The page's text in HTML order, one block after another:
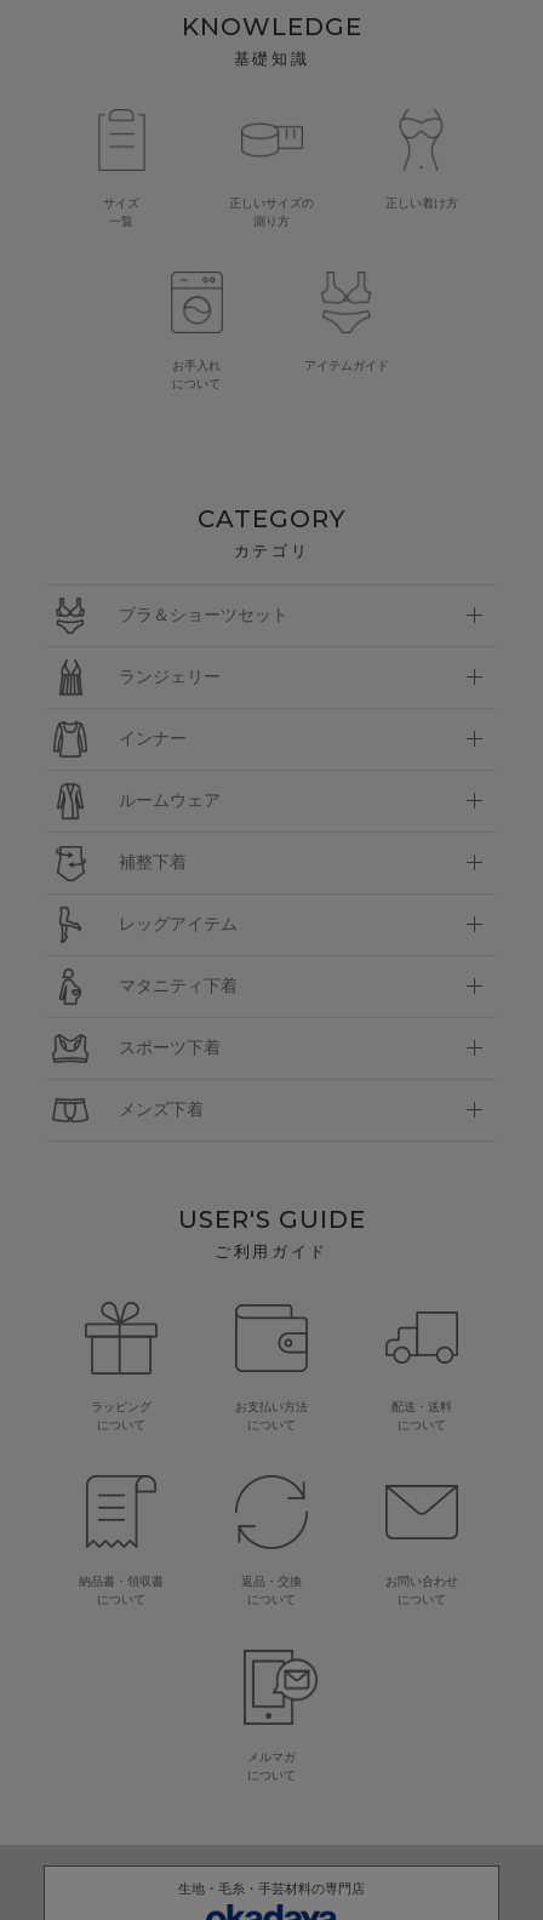
KNOWLEDGE
基礎知識
サイズ
一覧
正しいサイズの
測り方
正しい着け方
お手入れ
について
アイテムガイド
CATEGORY
カテゴリ
ブラ＆ショーツセット
ランジェリー
インナー
ルームウェア
補整下着
レッグアイテム
マタニティ下着
スポーツ下着
メンズ下着
USER'S GUIDE
ご利用ガイド
ラッピング
について
お支払い方法
について
配送・送料
について
納品書・領収書
について
返品・交換
について
お問い合わせ
について
メルマガ
について
生地・毛糸・手芸材料の専門店